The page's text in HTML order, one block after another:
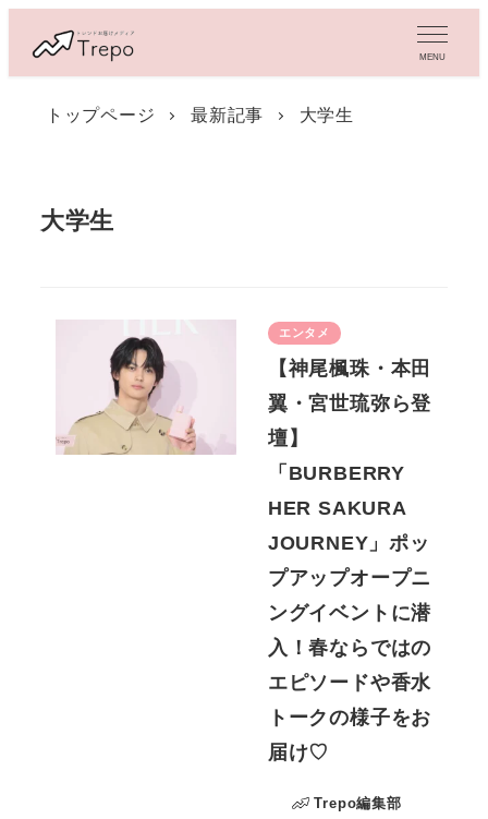
MENU
トップページ 最新記事 大学生
大学生
エンタメ
【神尾楓珠・本田
翼・宮世琉弥ら登
壇】
「BURBERRY
HER SAKURA
JOURNEY」ポッ
プアップオープニ
ングイベントに潜
入！春ならではの
エピソードや香水
トークの様子をお
届け♡
Trepo編集部